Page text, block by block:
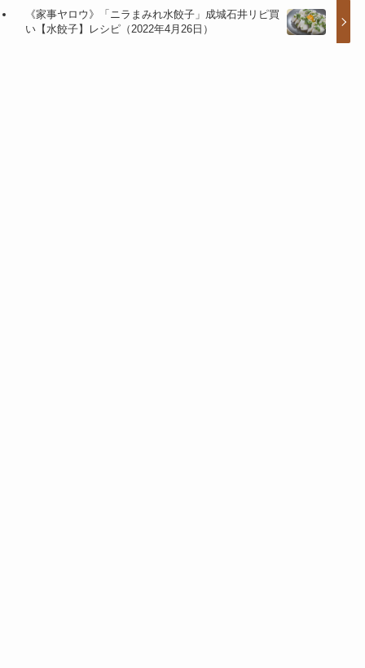
《家事ヤロウ》「ニラまみれ水餃子」成城石井リピ買
い【水餃子】レシピ（2022年4月26日）